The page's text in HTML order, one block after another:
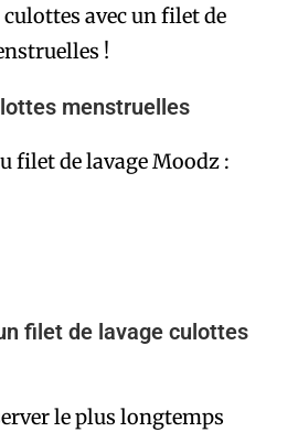
avec un filet de
!
menstruelles
filet de lavage Moodz :
filet de lavage culottes
le plus longtemps